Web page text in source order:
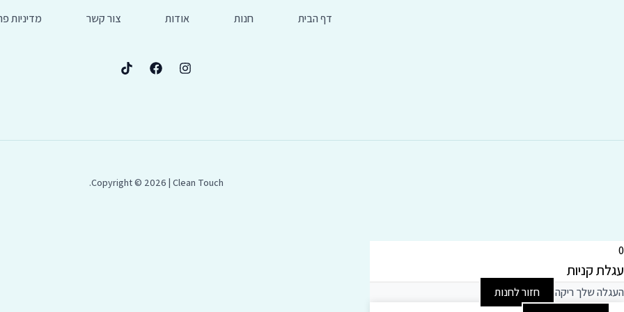
דף הבית חנות אודות צור קשר מדיניות
Copyright © 2026 | Clean Touch.
0
עגלת קניות
העגלה שלך ריקה חזור לחנות